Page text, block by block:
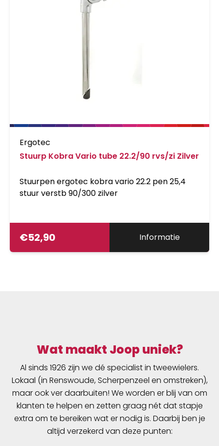
Ergotec
Stuurp Kobra Vario tube 22.2/90 rvs/zi Zilver
Stuurpen ergotec kobra vario 22.2 pen 25,4
stuur verstb 90/300 zilver
€52,90 Informatie
Wat maakt Joop uniek?
Al sinds 1926 zijn we dé specialist in tweewielers.
Lokaal (in Renswoude, Scherpenzeel en omstreken),
maar ook ver daarbuiten! We worden er blij van om
klanten te helpen en zetten graag nét dat stapje
extra om te bereiken wat er nodig is. Daarbij ben je
altijd verzekerd van deze punten: